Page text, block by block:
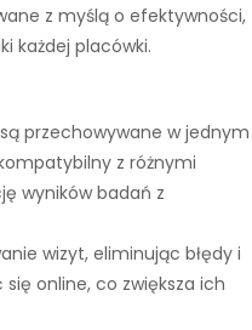
z myślą o efektywności,
każdej placówki.
przechowywane w jednym
z różnymi
wyników badań z
wizyt, eliminując błędy i
online, co zwiększa ich